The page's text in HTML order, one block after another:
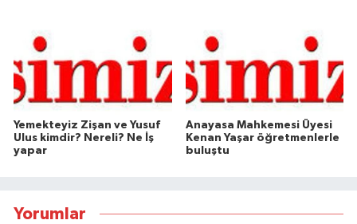
Yemekteyiz Zişan ve Yusuf
Ulus kimdir? Nereli? Ne İş
yapar
Anayasa Mahkemesi Üyesi
Kenan Yaşar öğretmenlerle
buluştu
Yorumlar